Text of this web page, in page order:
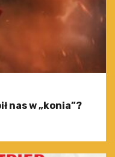
nas w „konia”?